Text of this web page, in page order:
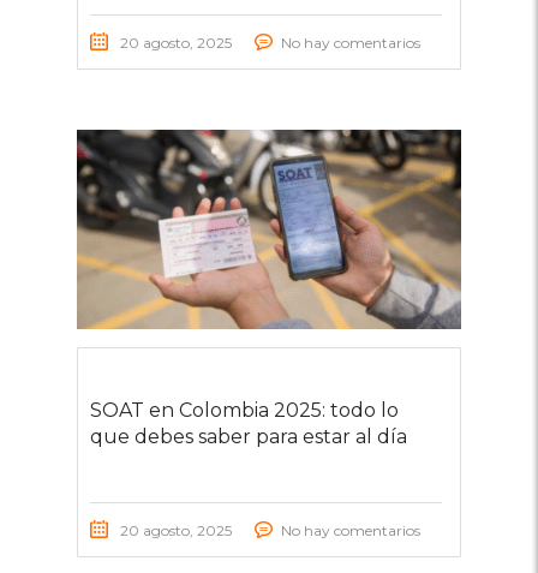
20 agosto, 2025 No hay comentarios
SOAT en Colombia 2025: todo lo
que debes saber para estar al día
20 agosto, 2025 No hay comentarios